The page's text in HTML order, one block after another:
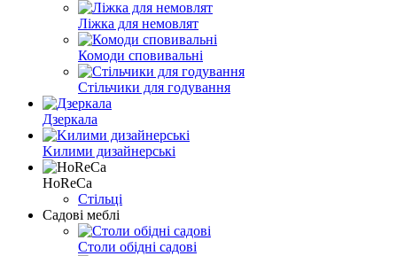
Ліжка для немовлят
Комоди сповивальні
Стільчики для годування
Дзеркала
Kилими дизайнерські
HoReCa
Стільці
Садові меблі
Столи обідні садові